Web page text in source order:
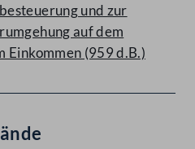
und zur
auf dem
Einkommen (959 d.B.)